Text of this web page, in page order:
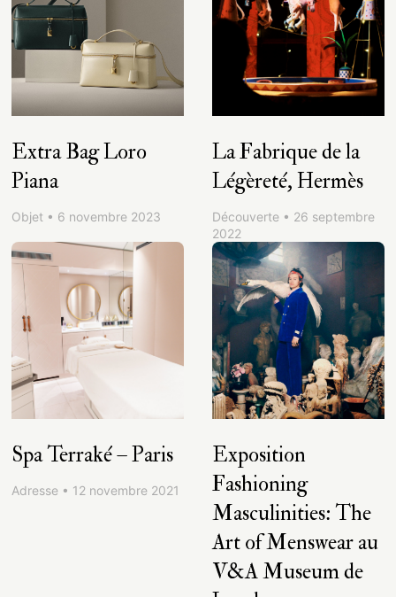
Extra Bag Loro
Piana
Objet • 6 novembre 2023
La Fabrique de la
Légèreté, Hermès
Découverte • 26 septembre
2022
Spa Terraké – Paris
Adresse • 12 novembre 2021
Exposition
Fashioning
Masculinities: The
Art of Menswear au
V&A Museum de